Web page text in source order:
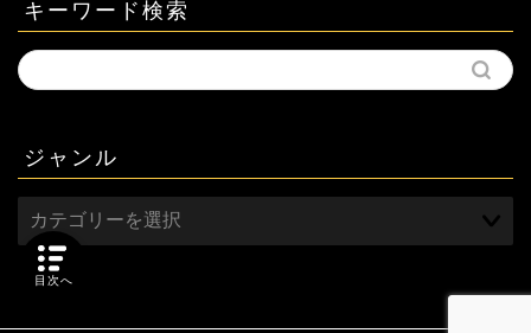
キーワード検索
ジャンル
目次へ